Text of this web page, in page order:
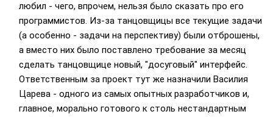
любил - чего, впрочем, нельзя было сказать про его
программистов. Из-за танцовщицы все текущие задачи
(а особенно - задачи на перспективу) были отброшены,
а вместо них было поставлено требование за месяц
сделать танцовщице новый, "досуговый" интерфейс.
Ответственным за проект тут же назначили Василия
Царева - одного из самых опытных разработчиков и,
главное, морально готового к столь нестандартным